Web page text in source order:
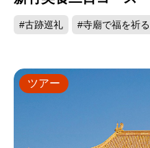
#古跡巡礼 #寺廟で福を祈る
ツアー